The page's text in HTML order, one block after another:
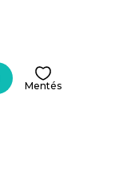
Mentés